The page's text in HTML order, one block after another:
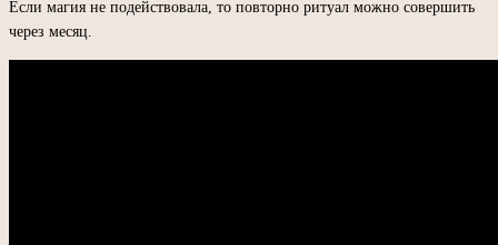
Если магия не подействовала, то повторно ритуал можно совершить
через месяц.